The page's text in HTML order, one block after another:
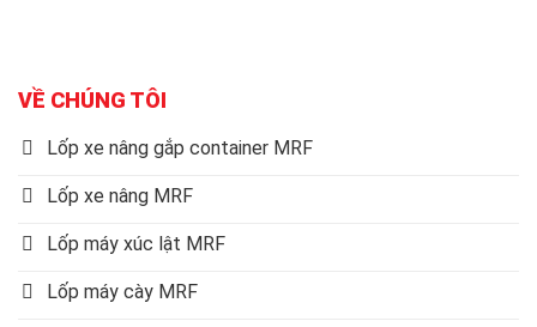
VỀ CHÚNG TÔI
Lốp xe nâng gắp container MRF
Lốp xe nâng MRF
Lốp máy xúc lật MRF
Lốp máy cày MRF